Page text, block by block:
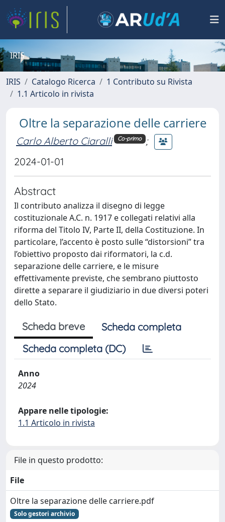
IRIS
IRIS Catalogo Ricerca
1 Contributo su Rivista
1.1 Articolo in rivista
Oltre la separazione delle carriere
Carlo Alberto Ciaralli Co-primo ;
2024-01-01
Abstract
Il contributo analizza il disegno di legge
costituzionale A.C. n. 1917 e collegati relativi alla
riforma del Titolo IV, Parte II, della Costituzione. In
particolare, l’accento è posto sulle “distorsioni” tra
l’obiettivo proposto dai riformatori, la c.d.
separazione delle carriere, e le misure
effettivamente previste, che sembrano piuttosto
dirette a separare il giudiziario in due diversi poteri
dello Stato.
Scheda breve
Scheda completa
Scheda completa (DC)
Anno
2024
Appare nelle tipologie:
1.1 Articolo in rivista
File in questo prodotto:
File
Oltre la separazione delle carriere.pdf
Solo gestori archivio